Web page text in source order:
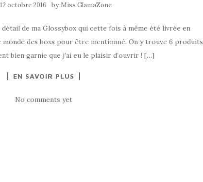
12 octobre 2016 by Miss GlamaZone
de ma Glossybox qui cette fois à même été livrée en
monde des boxs pour être mentionné. On y trouve 6 produits
bien garnie que j’ai eu le plaisir d’ouvrir ! […]
EN SAVOIR PLUS
No comments yet